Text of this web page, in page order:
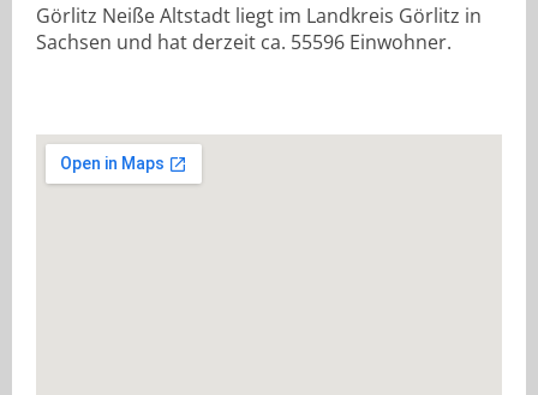
Görlitz Neiße Altstadt liegt im Landkreis Görlitz in
Sachsen und hat derzeit ca. 55596 Einwohner.